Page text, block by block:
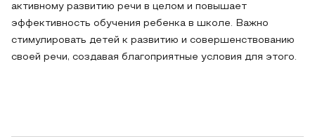
активному развитию речи в целом и повышает
эффективность обучения ребенка в школе. Важно
стимулировать детей к развитию и совершенствованию
своей речи, создавая благоприятные условия для этого.